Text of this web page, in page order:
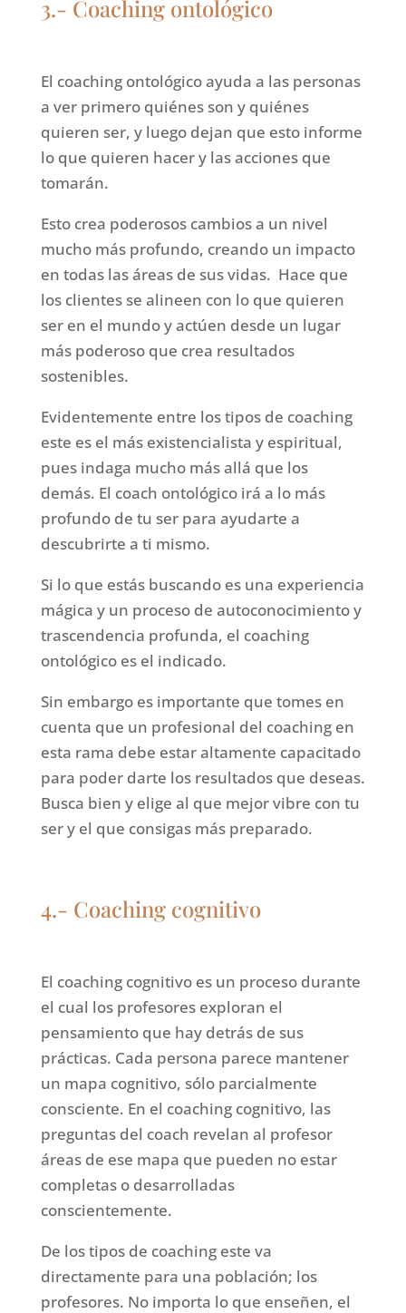
3.- Coaching ontológico
El coaching ontológico ayuda a las personas
a ver primero quiénes son y quiénes
quieren ser, y luego dejan que esto informe
lo que quieren hacer y las acciones que
tomarán.
Esto crea poderosos cambios a un nivel
mucho más profundo, creando un impacto
en todas las áreas de sus vidas. Hace que
los clientes se alineen con lo que quieren
ser en el mundo y actúen desde un lugar
más poderoso que crea resultados
sostenibles.
Evidentemente entre los tipos de coaching
este es el más existencialista y espiritual,
pues indaga mucho más allá que los
demás. El coach ontológico irá a lo más
profundo de tu ser para ayudarte a
descubrirte a ti mismo.
Si lo que estás buscando es una experiencia
mágica y un proceso de autoconocimiento y
trascendencia profunda, el coaching
ontológico es el indicado.
Sin embargo es importante que tomes en
cuenta que un profesional del coaching en
esta rama debe estar altamente capacitado
para poder darte los resultados que deseas.
Busca bien y elige al que mejor vibre con tu
ser y el que consigas más preparado.
4.- Coaching cognitivo
El coaching cognitivo es un proceso durante
el cual los profesores exploran el
pensamiento que hay detrás de sus
prácticas. Cada persona parece mantener
un mapa cognitivo, sólo parcialmente
consciente. En el coaching cognitivo, las
preguntas del coach revelan al profesor
áreas de ese mapa que pueden no estar
completas o desarrolladas
conscientemente.
De los tipos de coaching este va
directamente para una población; los
profesores. No importa lo que enseñen, el